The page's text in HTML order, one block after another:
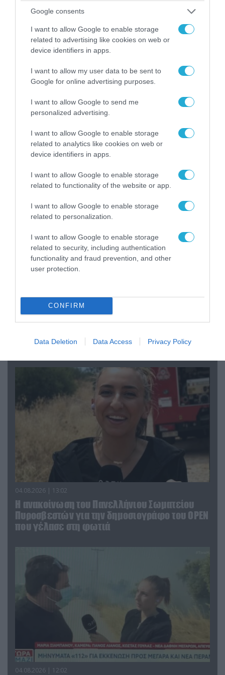
Google consents
I want to allow Google to enable storage
related to advertising like cookies on web or
device identifiers in apps.
I want to allow my user data to be sent to
Google for online advertising purposes.
I want to allow Google to send me
personalized advertising.
I want to allow Google to enable storage
related to analytics like cookies on web or
device identifiers in apps.
I want to allow Google to enable storage
related to functionality of the website or app.
I want to allow Google to enable storage
related to personalization.
I want to allow Google to enable storage
related to security, including authentication
functionality and fraud prevention, and other
user protection.
CONFIRM
Data Deletion Data Access Privacy Policy
06.08.2026 | 09:03
«Οι εντελώς αθώοι»: Η ανάρτηση του Αρκά για
Αττικής (φωτο)
04.08.2026 | 15:02
Αυτή την ώρα το τελευταίο «αντίο» στον πρώην
υπουργό Ι.Βαρβιτσιώτη (φωτο)
04.08.2026 | 13:02
Η ανακοίνωση του Πανελλήνιου Σωματείου
Πυροσβεστών για την δημοσιογράφο του OPEN
που γέλασε στη φωτιά
04.08.2026 | 12:02